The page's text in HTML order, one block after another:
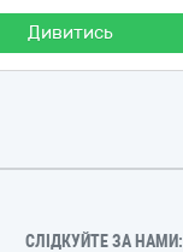
Дивитись
СЛІДКУЙТЕ ЗА НАМИ: